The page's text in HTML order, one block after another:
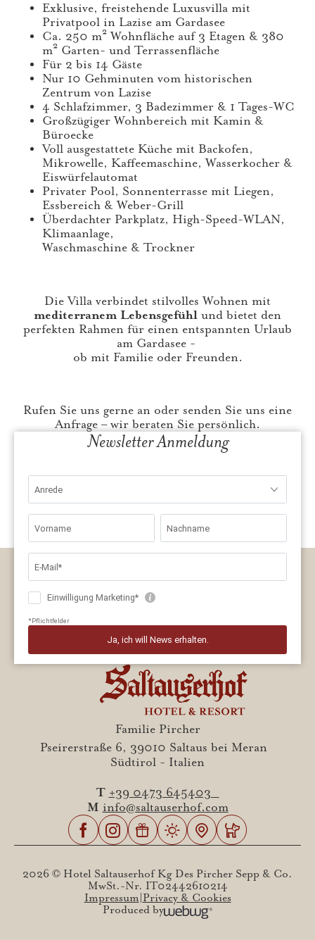
Exklusive, freistehende Luxusvilla mit
Privatpool in Lazise am Gardasee
Ca. 250 m² Wohnfläche auf 3 Etagen & 380
m² Garten- und Terrassenfläche
Für 2 bis 14 Gäste
Nur 10 Gehminuten vom historischen
Zentrum von Lazise
4 Schlafzimmer, 3 Badezimmer & 1 Tages-WC
Großzügiger Wohnbereich mit Kamin &
Büroecke
Voll ausgestattete Küche mit Backofen,
Mikrowelle, Kaffeemaschine, Wasserkocher &
Eiswürfelautomat
Privater Pool, Sonnenterrasse mit Liegen,
Essbereich & Weber-Grill
Überdachter Parkplatz, High-Speed-WLAN,
Klimaanlage,
Waschmaschine & Trockner
Die Villa verbindet stilvolles Wohnen mit
mediterranem Lebensgefühl und bietet den
perfekten Rahmen für einen entspannten Urlaub
am Gardasee -
ob mit Familie oder Freunden.
Rufen Sie uns gerne an oder senden Sie uns eine
Anfrage – wir beraten Sie persönlich.
Newsletter Anmeldung
Familie Pircher
Pseirerstraße 6, 39010 Saltaus bei Meran
Südtirol - Italien
T +39 0473 645403
M info@saltauserhof.com
2026 © Hotel Saltauserhof Kg Des Pircher Sepp & Co.
MwSt.-Nr. IT02442610214
Impressum Privacy & Cookies
Produced by